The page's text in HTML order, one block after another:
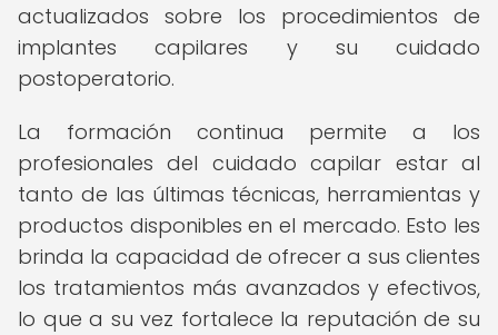
actualizados sobre los procedimientos de
implantes capilares y su cuidado
postoperatorio.
La formación continua permite a los
profesionales del cuidado capilar estar al
tanto de las últimas técnicas, herramientas y
productos disponibles en el mercado. Esto les
brinda la capacidad de ofrecer a sus clientes
los tratamientos más avanzados y efectivos,
lo que a su vez fortalece la reputación de su